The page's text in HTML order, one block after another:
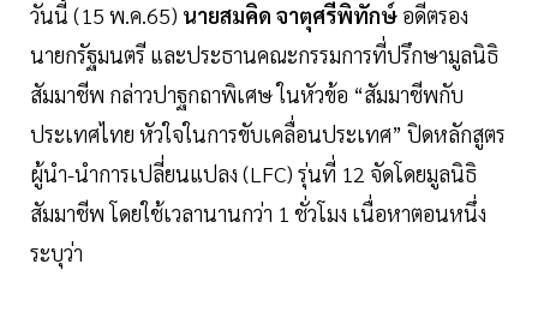
วันนี้ (15 พ.ค.65) นายสมคิด จาตุศรีพิทักษ์ อดีตรอง
นายกรัฐมนตรี และประธานคณะกรรมการที่ปรึกษามูลนิธิ
สัมมาชีพ กล่าวปาฐกถาพิเศษ ในหัวข้อ “สัมมาชีพกับ
ประเทศไทย หัวใจในการขับเคลื่อนประเทศ” ปิดหลักสูตร
ผู้นำ-นำการเปลี่ยนแปลง (LFC) รุ่นที่ 12 จัดโดยมูลนิธิ
สัมมาชีพ โดยใช้เวลานานกว่า 1 ชั่วโมง เนื่อหาตอนหนึ่ง
ระบุว่า